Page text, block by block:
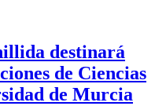
destinará
de Ciencias
de Murcia